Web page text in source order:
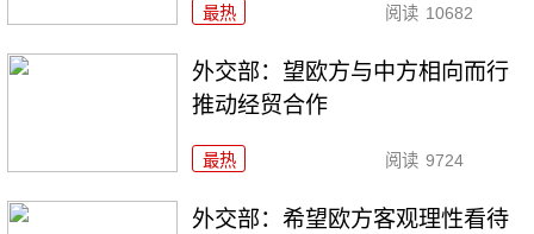
最热 阅读 10682
外交部：望欧方与中方相向而行
推动经贸合作
最热 阅读 9724
外交部：希望欧方客观理性看待